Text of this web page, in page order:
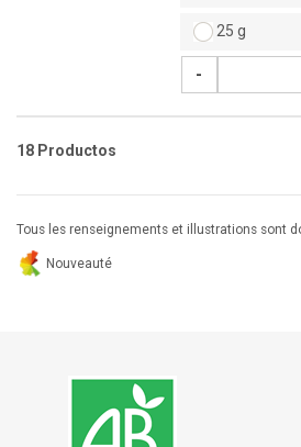
25 g
-
18 Productos
Tous les renseignements et illustrations sont
Nouveauté